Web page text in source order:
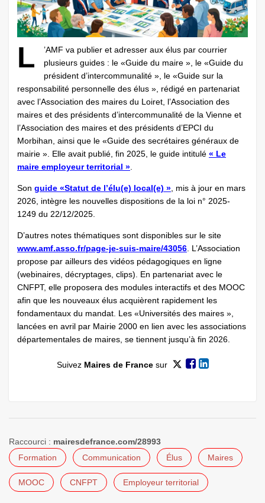
L
’AMF va publier et adresser aux élus par courrier
plusieurs guides : le «Guide du maire », le «Guide du
président d’intercommunalité », le «Guide sur la
responsabilité personnelle des élus », rédigé en partenariat
avec l’Association des maires du Loiret, l’Association des
maires et des présidents d’intercommunalité de la Vienne et
l’Association des maires et des présidents d’EPCI du
Morbihan, ainsi que le «Guide des secrétaires généraux de
mairie ». Elle avait publié, fin 2025, le guide intitulé « Le
maire employeur territorial »
Son guide «Statut de l’élu(e) local(e) » , mis à jour en mars
2026, intègre les nouvelles dispositions de la loi n° 2025-
1249 du 22/12/2025.
D’autres notes thématiques sont disponibles sur le site
www.amf.asso.fr/page-je-suis-maire/43056 . L’Association
propose par ailleurs des vidéos pédagogiques en ligne
(webinaires, décryptages, clips). En partenariat avec le
CNFPT, elle proposera des modules interactifs et des MOOC
afin que les nouveaux élus acquièrent rapidement les
fondamentaux du mandat. Les «Universités des maires »,
lancées en avril par Mairie 2000 en lien avec les associations
départementales de maires, se tiennent jusqu’à fin 2026.
Suivez Maires de Francesur
Raccourci : mairesdefrance.com/28993
Formation
Communication Élus Maires
MOOC CNFPT Employeur territorial